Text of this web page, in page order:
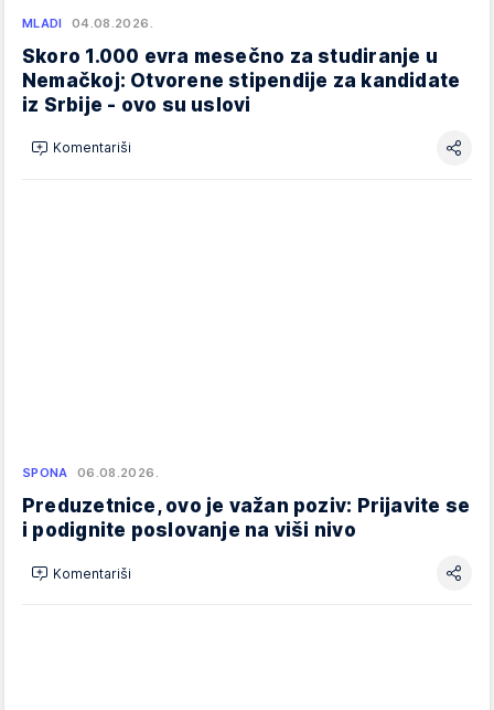
MLADI 04.08.2026.
Skoro 1.000 evra mesečno za studiranje u
Nemačkoj: Otvorene stipendije za kandidate
iz Srbije - ovo su uslovi
Komentariši
SPONA 06.08.2026.
Preduzetnice, ovo je važan poziv: Prijavite se
i podignite poslovanje na viši nivo
Komentariši